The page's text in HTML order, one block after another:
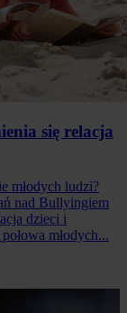
się relacja
młodych ludzi?
nad Bullyingiem
dzieci i
młodych...